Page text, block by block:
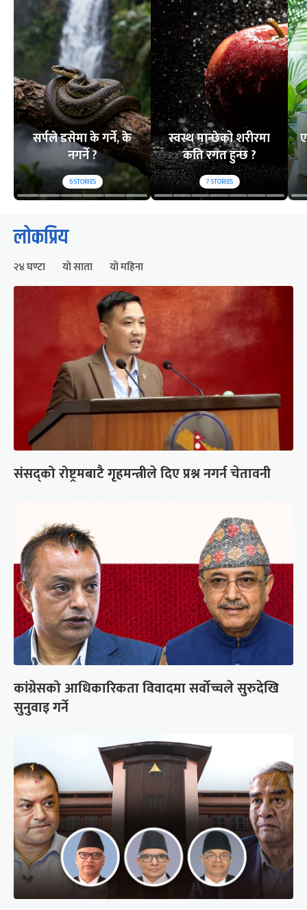
सर्पले डसेमा के गर्ने, के
नगर्ने ?
6STORIES
स्वस्थ मान्छेको शरीरमा
कति रगत हुन्छ ?
7STORIES
लोकप्रिय
२४ घण्टा यो साता यो महिना
संसद्को रोष्ट्रमबाटै गृहमन्त्रीले दिए प्रश्न नगर्न चेतावनी
कांग्रेसको आधिकारिकता विवादमा सर्वोच्चले सुरुदेखि
सुनुवाइ गर्ने